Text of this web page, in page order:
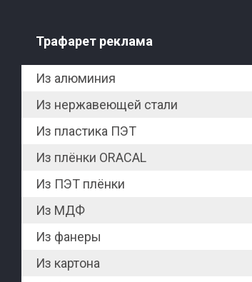
Трафарет реклама
Из алюминия
Из нержавеющей стали
Из пластика ПЭТ
Из плёнки ORACAL
Из ПЭТ плёнки
Из МДФ
Из фанеры
Из картона